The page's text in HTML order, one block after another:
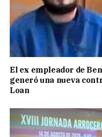
El ex empleador de
generó una nueva
Loan